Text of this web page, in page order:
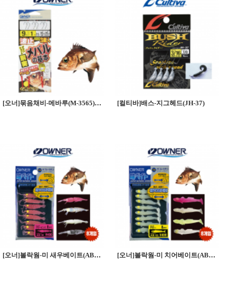
[오너]묶음채비-메바루(M-3565) 메바루의기본 [컬티바]배스-지그헤드(JH-37)
[오너]볼락웜-미 새우베이트(AB-01) [오너]볼락웜-미 치어베이트(AB-02)